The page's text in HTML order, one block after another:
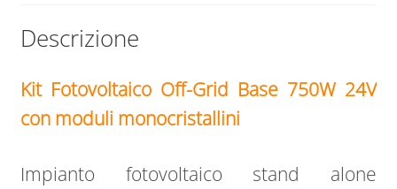
Descrizione
Kit Fotovoltaico Off-Grid Base 750W 24V
con moduli monocristallini
Impianto fotovoltaico stand alone